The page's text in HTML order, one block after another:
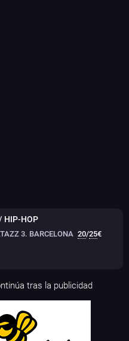
HIP-HOP
3. BARCELONA 20/25€
tras la publicidad